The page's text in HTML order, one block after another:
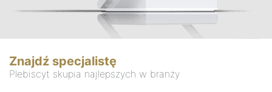
Znajdź specjalistę
Plebiscyt skupia najlepszych w branży